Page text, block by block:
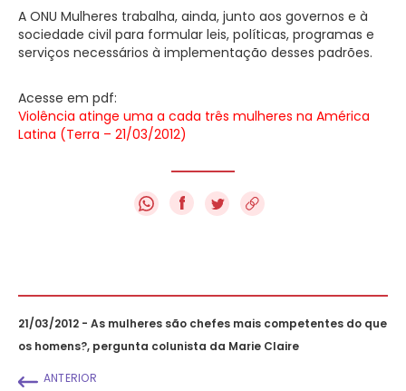
A ONU Mulheres trabalha, ainda, junto aos governos e à
sociedade civil para formular leis, políticas, programas e
serviços necessários à implementação desses padrões.
Acesse em pdf:
Violência atinge uma a cada três mulheres na América
Latina (Terra – 21/03/2012)
f
21/03/2012 - As mulheres são chefes mais competentes do que
os homens?, pergunta colunista da Marie Claire
ANTERIOR